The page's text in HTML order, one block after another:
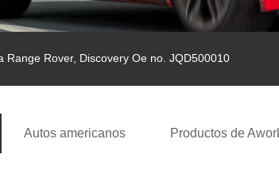
Rover, Discovery Oe no. JQD500010
Autos americanos Productos de